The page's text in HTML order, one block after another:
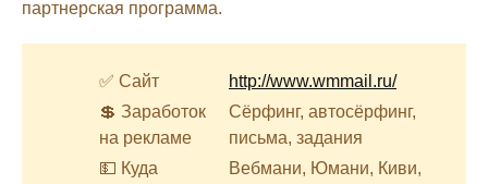
партнерская программа.
✅ Сайт
http://www.wmmail.ru/
💲 Заработок
на рекламе
Сёрфинг, автосёрфинг,
письма, задания
💵 Куда
Вебмани, Юмани, Киви,